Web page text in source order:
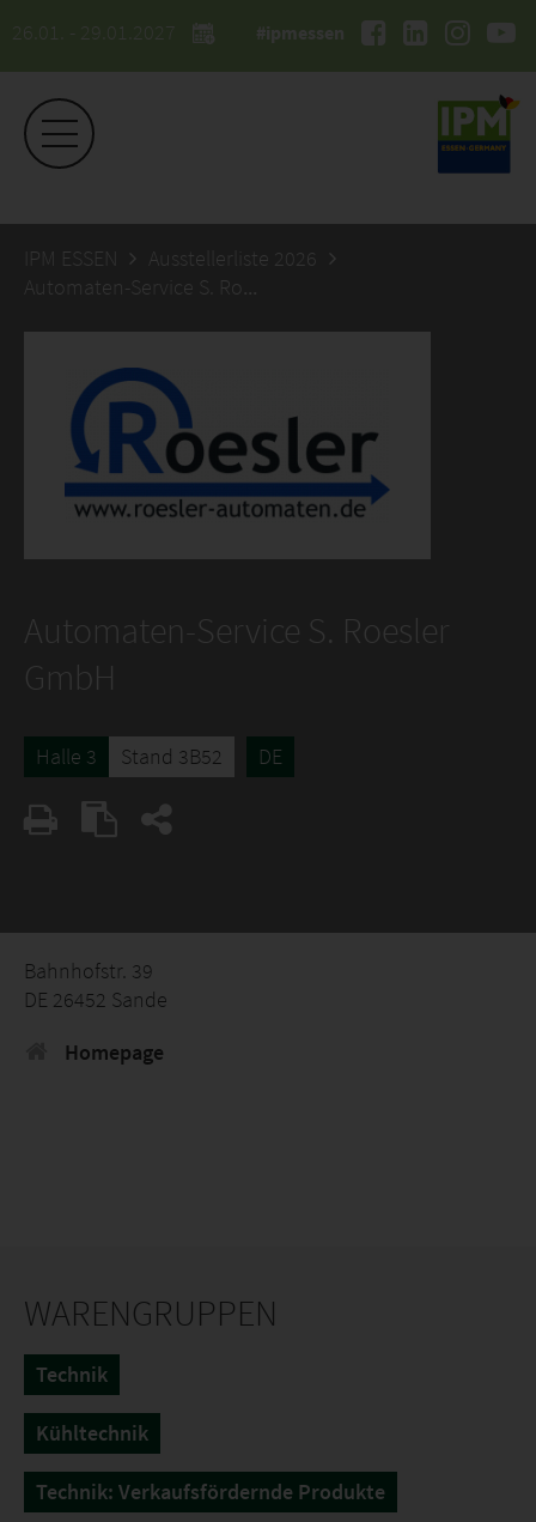
26.01. - 29.01.2027 #ipmessen
IPM ESSEN
Ausstellerliste 2026
Automaten-Service S. Roesler GmbH
Automaten-Service S. Roesler
GmbH
Halle 3 Stand 3B52 DE
Bahnhofstr. 39
DE 26452 Sande
Homepage
WARENGRUPPEN
Technik
Kühltechnik
Technik: Verkaufsfördernde Produkte